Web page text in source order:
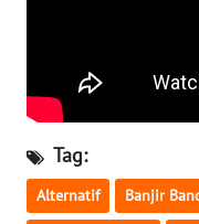
Tag:
Alternatif Banjir
WN
LAMPUNG
WN
JATENG